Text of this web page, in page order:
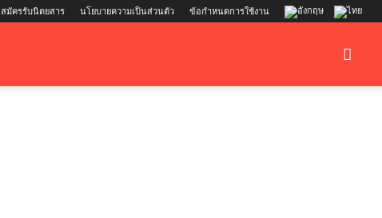
สมัครรับนิตยสาร นโยบายความเป็นส่วนตัว ข้อกำหนดการใช้งาน